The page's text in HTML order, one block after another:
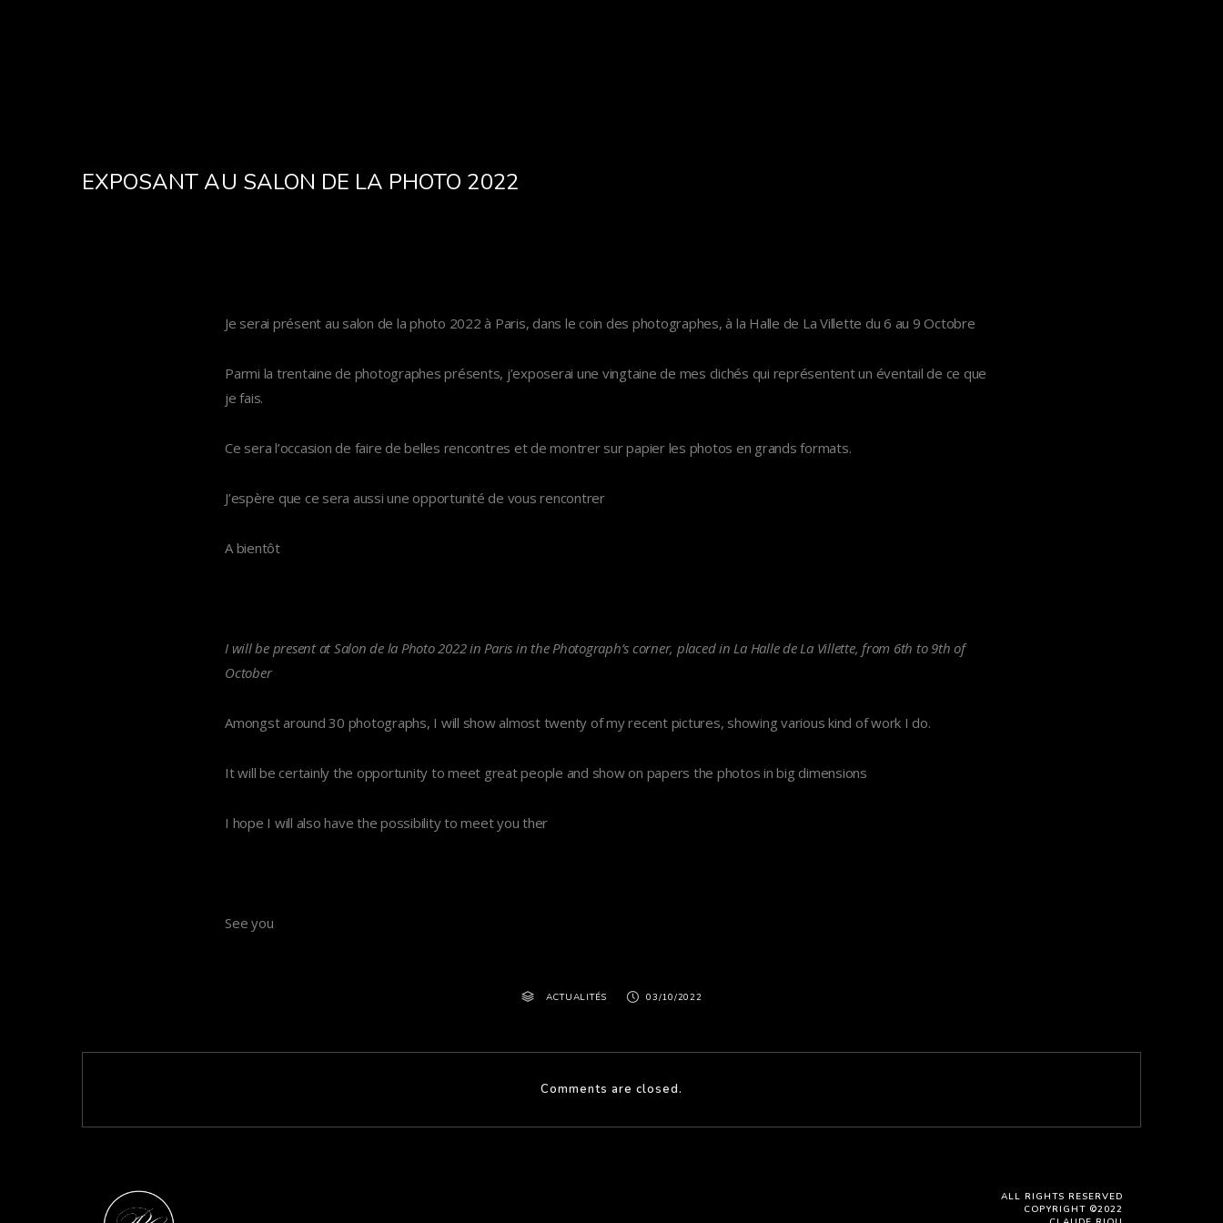
EXPOSANT AU SALON DE LA PHOTO 2022
Je serai présent au salon de la photo 2022 à Paris, dans le coin des photographes, à la Halle de La Villette du 6 au 9 Octobre
Parmi la trentaine de photographes présents, j’exposerai une vingtaine de mes clichés qui représentent un éventail de ce que
je fais.
Ce sera l’occasion de faire de belles rencontres et de montrer sur papier les photos en grands formats.
J’espère que ce sera aussi une opportunité de vous rencontrer
A bientôt
I will be present at Salon de la Photo 2022 in Paris in the Photograph’s corner, placed in La Halle de La Villette, from 6th to 9th of
October
Amongst around 30 photographs, I will show almost twenty of my recent pictures, showing various kind of work I do.
It will be certainly the opportunity to meet great people and show on papers the photos in big dimensions
I hope I will also have the possibility to meet you ther
See you
ACTUALITÉS 03/10/2022
Comments are closed.
ALL RIGHTS RESERVED
COPYRIGHT ©2022